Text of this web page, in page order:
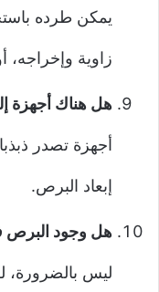
يمكن طرده
زاوية وإخراجه،
هل هناك أجهزة
أجهزة تصدر
إبعاد البرص.
هل وجود البرص
ليس بالضرورة،